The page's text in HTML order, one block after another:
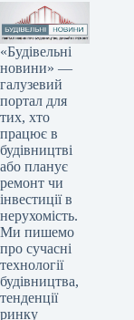
«Будівельні
новини» —
галузевий
портал для
тих, хто
працює в
будівництві
або планує
ремонт чи
інвестиції в
нерухомість.
Ми пишемо
про сучасні
технології
будівництва,
тенденції
ринку